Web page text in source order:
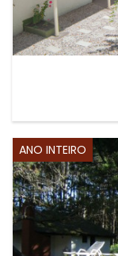
ANO INTEIRO